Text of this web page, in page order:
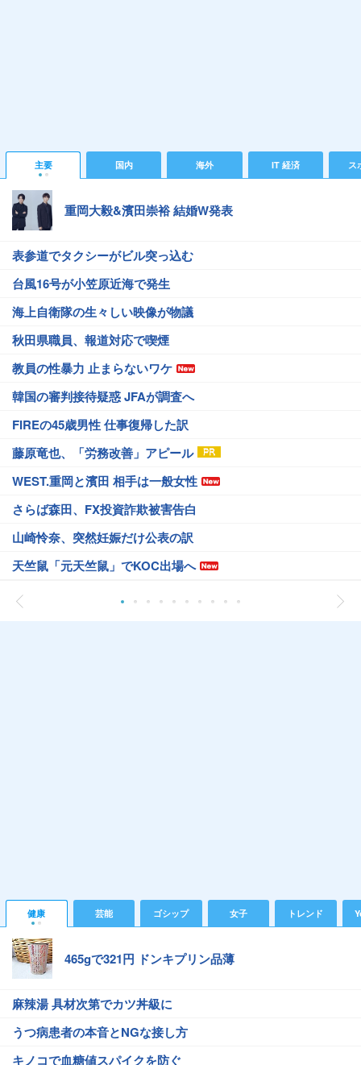
主要 国内 海外 IT 経済 ス
重岡大毅&濱田崇裕 結婚W発表
表参道でタクシーがビル突っ込む
台風16号が小笠原近海で発生
海上自衛隊の生々しい映像が物議
秋田県職員、報道対応で喫煙
教員の性暴力 止まらないワケ
韓国の審判接待疑惑 JFAが調査へ
FIREの45歳男性 仕事復帰した訳
藤原竜也、「労務改善」アピール
WEST.重岡と濱田 相手は一般女性
さらば森田、FX投資詐欺被害告白
山崎怜奈、突然妊娠だけ公表の訳
天竺鼠「元天竺鼠」でKOC出場へ
健康 芸能 ゴシップ 女子 トレンド
465gで321円 ドンキプリン品薄
麻辣湯 具材次第でカツ丼級に
うつ病患者の本音とNGな接し方
キノコで血糖値スパイクを防ぐ